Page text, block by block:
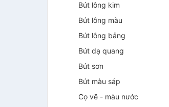
Bút lông kim
Bút lông màu
Bút lông bảng
Bút dạ quang
Bút sơn
Bút màu sáp
Cọ vẽ - màu nước